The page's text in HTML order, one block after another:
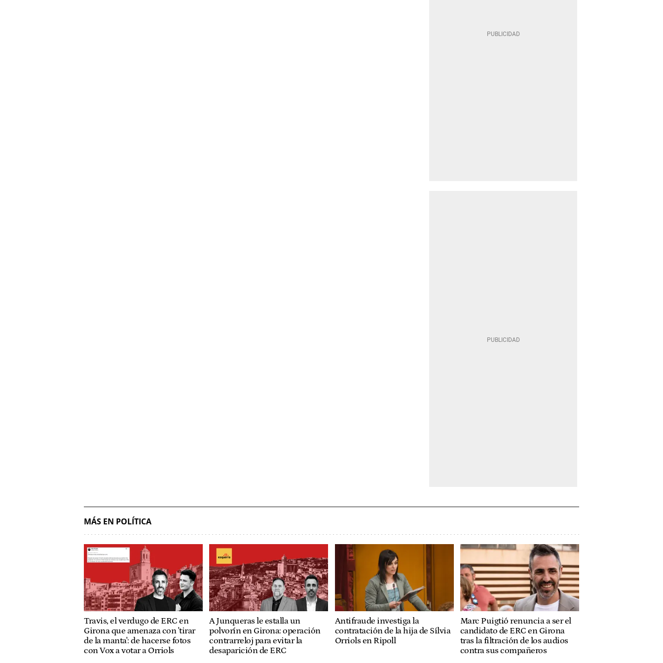
MÁS EN POLÍTICA
Travis, el verdugo de ERC en
Girona que amenaza con 'tirar
de la manta': de hacerse fotos
con Vox a votar a Orriols
A Junqueras le estalla un
polvorín en Girona: operación
contrarreloj para evitar la
desaparición de ERC
Antifraude investiga la
contratación de la hija de Sílvia
Orriols en Ripoll
Marc Puigtió renuncia a ser el
candidato de ERC en Girona
tras la filtración de los audios
contra sus compañeros